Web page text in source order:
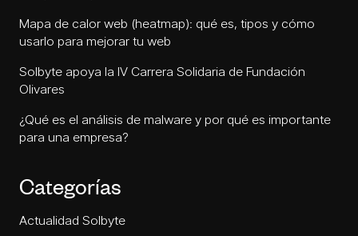
Mapa de calor web (heatmap): qué es, tipos y cómo
usarlo para mejorar tu web
Solbyte apoya la IV Carrera Solidaria de Fundación
Olivares
¿Qué es el análisis de malware y por qué es importante
para una empresa?
Categorías
Actualidad Solbyte